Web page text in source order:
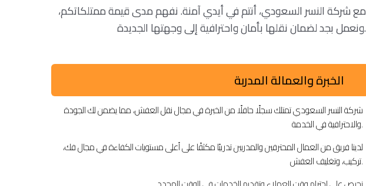
مع شركة النسر السعودي، أنتم في أيدي آمنة. نفهم مدى قيمة ممتلكاتكم،
ونعمل بجد لضمان نقلها بأمان واحترافية إلى وجهتها الجديدة.
الخبرة والعمالة المدربة
شركة النسر السعودي تمتلك سجلًا حافلًا من الخبرة في مجال نقل العفش، مما يضمن لك الجودة
والاحترافية في الخدمة.
لدينا فريق من العمال المحترفين والمدربين تدريبًا مكثفًا على أعلى مستويات الكفاءة في مجال فك،
تركيب، وتغليف العفش.